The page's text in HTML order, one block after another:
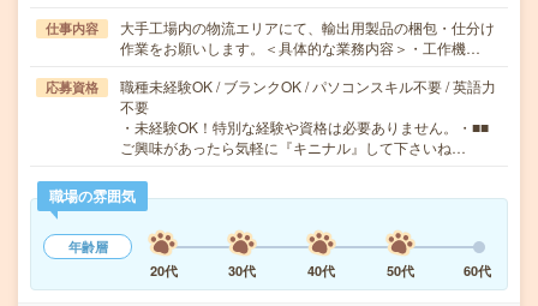
仕事内容
大手工場内の物流エリアにて、輸出用製品の梱包・仕分け
作業をお願いします。＜具体的な業務内容＞・工作機…
応募資格
職種未経験OK / ブランクOK / パソコンスキル不要 / 英語力
不要
・未経験OK！特別な経験や資格は必要ありません。・■■
ご興味があったら気軽に『キニナル』して下さいね…
職場の雰囲気
年齢層
20代
30代 40代 50代 60代